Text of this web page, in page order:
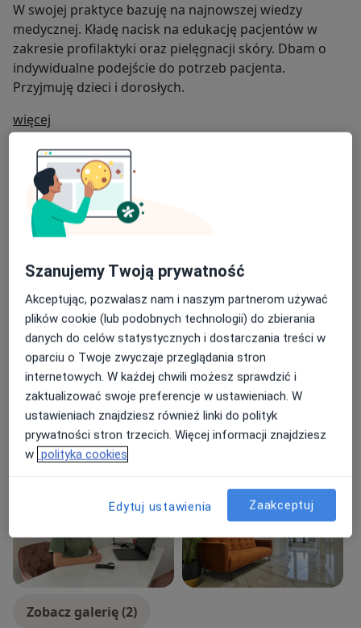
W swojej praktyce bazuję na najnowszej wiedzy
medycznej. Kładę nacisk na edukację pacjentów w
zakresie profilaktyki oraz pielęgnacji skóry. Dbam o
indywidualne podejście do potrzeb pacjenta.
Przyjmuję dzieci i dorosłych.
więcej
Zakres porad
Dermatologia i wenerologia
Główne obszary pomocy
Alergiczne kontaktowe zapalenie skóry
Brodawki wirusowe
Choroby włosów i paznokci
+11a11y_sr_more_diseases
Pacjenci których przyjmuję
Dorośli (Tylko pod niektórymi adresami)
Dzieci (Tylko pod niektórymi adresami)
Rodzaje konsultacji
StacjonarneZobacz lokalizacje (1)
Zdjęcia i filmy
Zobacz galerię (2)
Szanujemy Twoją prywatność
Akceptując, pozwalasz nam i naszym partnerom używać
plików cookie (lub podobnych technologii) do zbierania
danych do celów statystycznych i dostarczania treści w
oparciu o Twoje zwyczaje przeglądania stron
internetowych. W każdej chwili możesz sprawdzić i
zaktualizować swoje preferencje w ustawieniach. W
ustawieniach znajdziesz również linki do polityk
prywatności stron trzecich. Więcej informacji znajdziesz
w polityka cookies
Edytuj ustawienia Zaakceptuj